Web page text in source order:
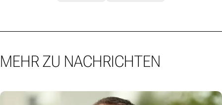
MEHR ZU NACHRICHTEN